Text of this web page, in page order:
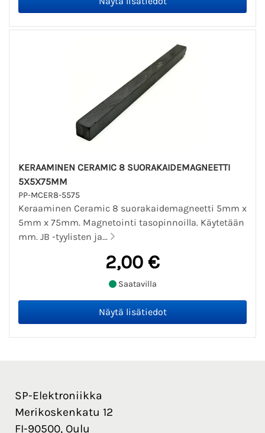
KERAAMINEN CERAMIC 8 SUORAKAIDEMAGNEETTI
5X5X75MM
PP-MCER8-5575
Keraaminen Ceramic 8 suorakaidemagneetti 5mm x
5mm x 75mm. Magnetointi tasopinnoilla. Käytetään
mm. JB -tyylisten ja...
2,00 €
Saatavilla
SP-Elektroniikka
Merikoskenkatu 12
FI-90500, Oulu